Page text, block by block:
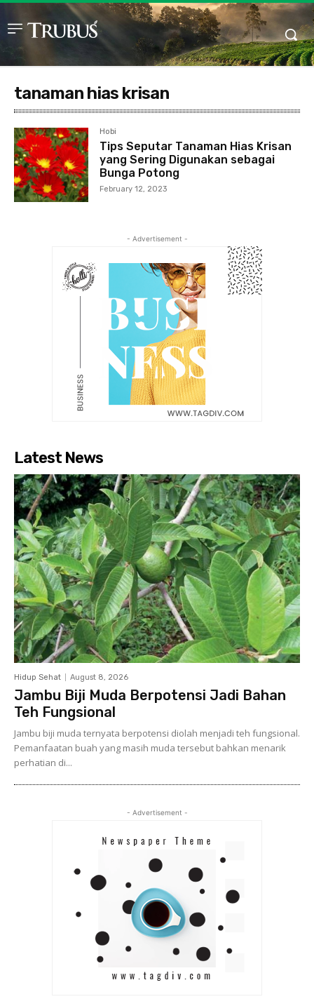
tanaman hias krisan
Hobi
Tips Seputar Tanaman Hias Krisan
yang Sering Digunakan sebagai
Bunga Potong
February 12, 2023
- Advertisement -
Latest News
Hidup Sehat August 8, 2026
Jambu Biji Muda Berpotensi Jadi Bahan
Teh Fungsional
Jambu biji muda ternyata berpotensi diolah menjadi teh fungsional.
Pemanfaatan buah yang masih muda tersebut bahkan menarik
perhatian di...
- Advertisement -